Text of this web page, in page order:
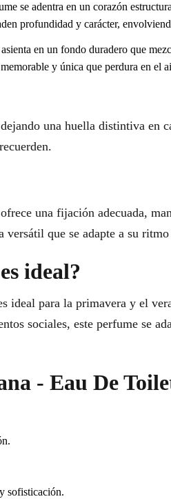
se adentra en un corazón
profundidad y carácter,
en un fondo duradero que
y única que perdura en el
una huella distintiva en
una fijación adecuada,
versátil que se adapte a su
ideal?
para la primavera y el
sociales, este perfume se
- Eau De
sofisticación.